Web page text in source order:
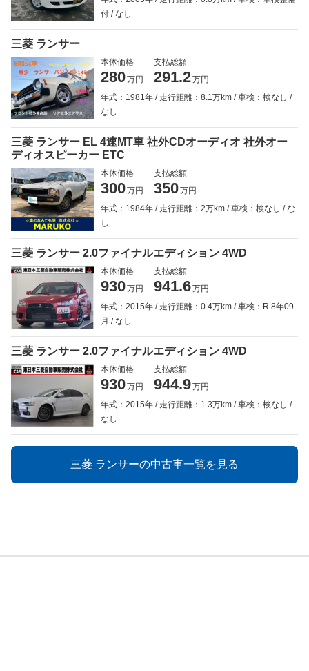
付
なし
三菱 ランサー
本体価格
280万円
支払総額
291.2万円
年式：1981年
走行距離：8.1万km
車検：検なし
なし
三菱 ランサー EL 4速MT車 社外CDオーディオ 社外オー
ディオスピーカー ETC
本体価格
300万円
支払総額
350万円
年式：1984年
走行距離：2万km 車検：検なし
な
し
三菱 ランサー 2.0ファイナルエディション 4WD
本体価格
930万円
支払総額
941.6万円
年式：2015年
走行距離：0.4万km
車検：R.8年09
月
なし
三菱 ランサー 2.0ファイナルエディション 4WD
本体価格
930万円
支払総額
944.9万円
年式：2015年
走行距離：1.3万km
車検：検なし
なし
三菱 ランサーの中古車一覧を見る